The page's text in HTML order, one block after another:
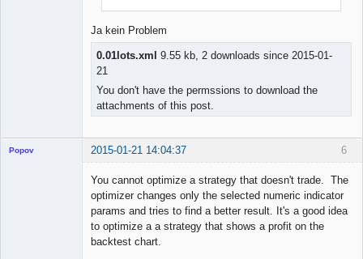
Ja kein Problem
0.01lots.xml 9.55 kb, 2 downloads since 2015-01-
21
You don't have the permssions to download the
attachments of this post.
6
Popov 2015-01-21 14:04:37
You cannot optimize a strategy that doesn't trade. The
optimizer changes only the selected numeric indicator
params and tries to find a better result. It's a good idea
to optimize a a strategy that shows a profit on the
backtest chart.